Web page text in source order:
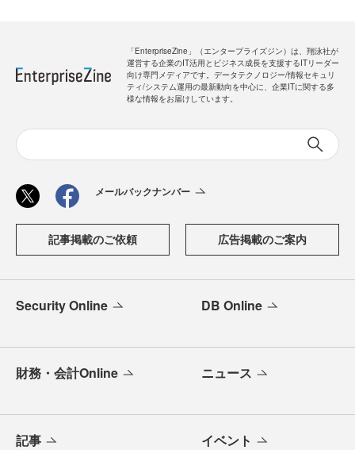
「EnterpriseZine」（エンタープライズジン）は、翔泳社が
運営する企業のIT活用とビジネス成長を支援するITリーダー
向け専門メディアです。データテクノロジー/情報セキュリ
ティ/システム運用の最新動向を中心に、企業ITに関する多
様な情報をお届けしています。
メールバックナンバー
記事掲載のご依頼 広告掲載のご案内
Security Online DB Online
財務・会計Online ニュース
記事 イベント